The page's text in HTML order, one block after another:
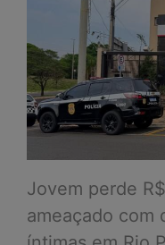
Jovem perde
ameaçado com